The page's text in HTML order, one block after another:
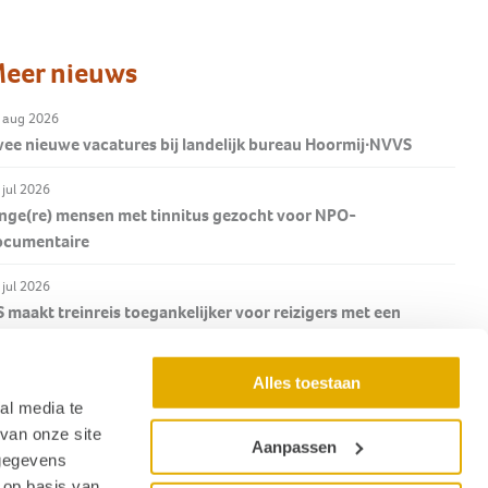
media te
onze site
Alles toestaan
Aanpassen
nieuws
2026
nieuwe vacatures bij landelijk bureau Hoormij∙NVVS
jul 2026
mensen met tinnitus gezocht voor NPO-
jul 2026
maakt treinreis toegankelijker voor reizigers met een
Corrine Weiler in De Audiciëns: 'Tante Sophie en de
Nieuwsoverzicht